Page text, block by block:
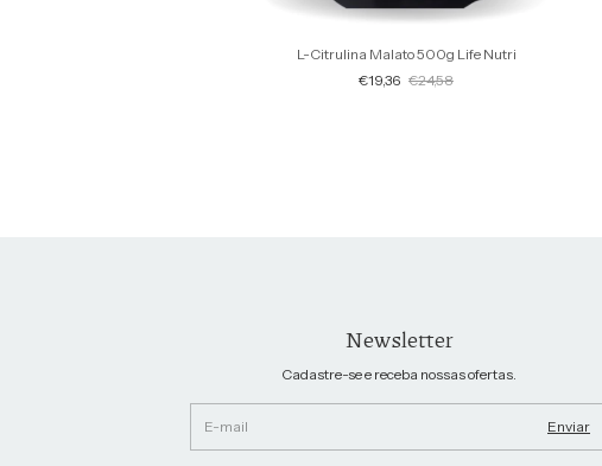
L-Citrulina Malato 500g Life Nutri
€19,36 €24,58
Newsletter
Cadastre-se e receba nossas ofertas.